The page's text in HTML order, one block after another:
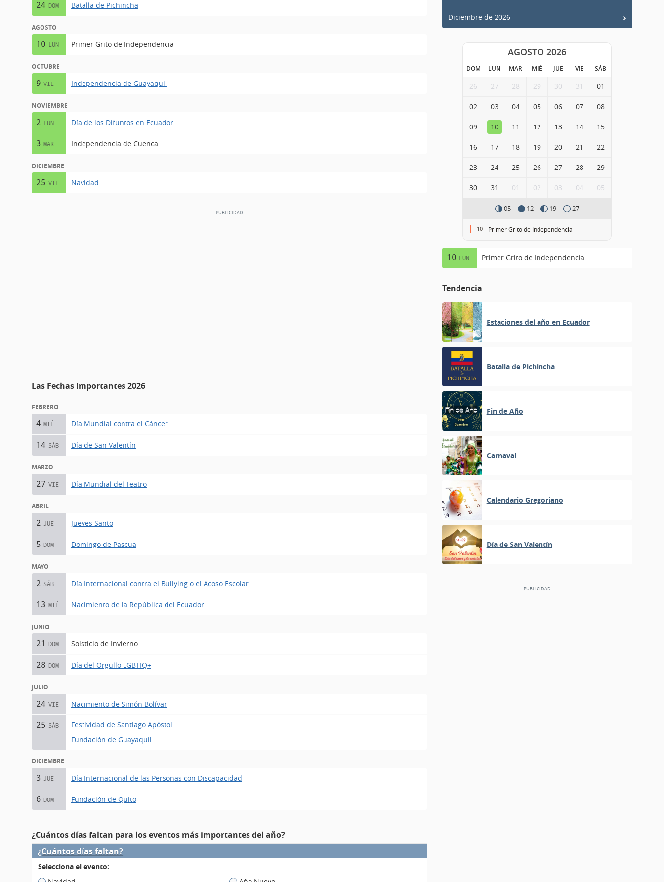
24 DOM Batalla de Pichincha
AGOSTO
10 LUN Primer Grito de Independencia
OCTUBRE
9 VIE Independencia de Guayaquil
NOVIEMBRE
2 LUN Día de los Difuntos en Ecuador
3 MAR Independencia de Cuenca
DICIEMBRE
25 VIE Navidad
Las Fechas Importantes 2026
FEBRERO
4 MIÉ Día Mundial contra el Cáncer
14 SÁB Día de San Valentín
MARZO
27 VIE Día Mundial del Teatro
ABRIL
2 JUE Jueves Santo
5 DOM Domingo de Pascua
MAYO
2 SÁB Día Internacional contra el Bullying o el Acoso Escolar
13 MIÉ Nacimiento de la República del Ecuador
JUNIO
21 DOM Solsticio de Invierno
28 DOM Día del Orgullo LGBTIQ+
JULIO
24 VIE Nacimiento de Simón Bolívar
25 SÁB
Festividad de Santiago Apóstol
Fundación de Guayaquil
DICIEMBRE
3 JUE Día Internacional de las Personas con Discapacidad
6 DOM Fundación de Quito
¿Cuántos días faltan para los eventos más importantes del año?
¿Cuántos días faltan?
Selecciona el evento:
Diciembre de 2026
AGOSTO 2026
DOM LUN MAR MIÉ JUE VIE SÁB
26 27 28 29 30 31 01
02 03 04 05 06 07 08
09 10 11 12 13 14 15
16 17 18 19 20 21 22
23 24 25 26 27 28 29
30 31 01 02 03 04 05
05 12 19 27
10 Primer Grito de Independencia
10 LUN Primer Grito de Independencia
Tendencia
Estaciones del año en Ecuador
Batalla de Pichincha
Fin de Año
Carnaval
Calendario Gregoriano
Día de San Valentín